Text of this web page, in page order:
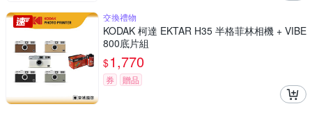
交換禮物
KODAK 柯達 EKTAR H35 半格菲林相機 + VIBE
800底片組
$1,770
券 贈品